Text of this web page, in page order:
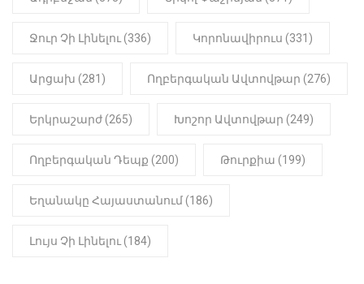
մարմինը
Ջուր Չի Լինելու (336) Կորոնավիրուս (331)
Արցախ (281) Ողբերգական Ավտովթար (276)
Երկրաշարժ (265) Խոշոր Ավտովթար (249)
Ողբերգական Դեպք (200) Թուրքիա (199)
Եղանակը Հայաստանում (186)
Լույս Չի Լինելու (184)